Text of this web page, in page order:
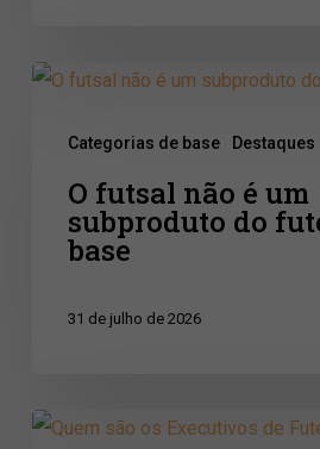
Categorias de base Destaques
O
base
O futsal não é um
subproduto do
base
31 de julho de 2026
Quem